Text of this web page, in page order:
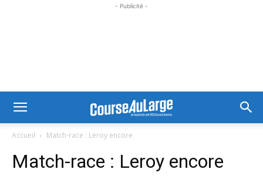
- Publicité -
Accueil Match-race : Leroy encore
Match-race : Leroy encore